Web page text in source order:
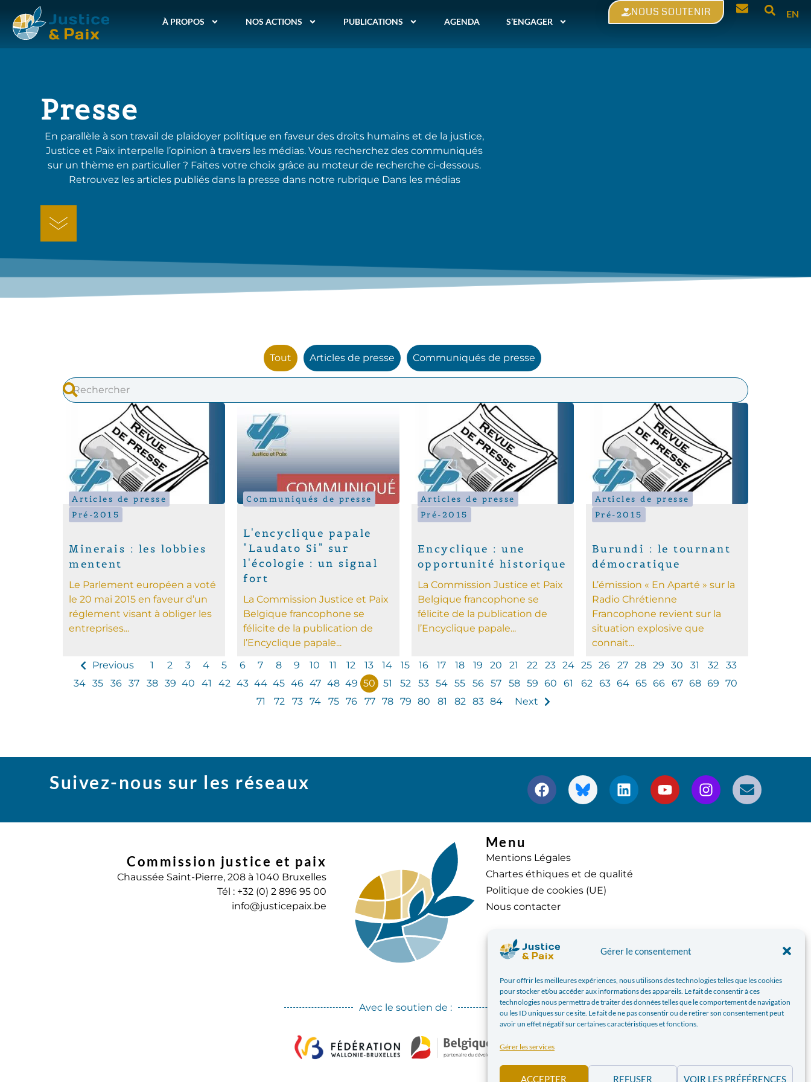
Gérer le consentement
Pour offrir les meilleures expériences, nous utilisons des technologies telles que les cookies
pour stocker et/ou accéder aux informations des appareils. Le fait de consentir à ces
technologies nous permettra de traiter des données telles que le comportement de navigation
ou les ID uniques sur ce site. Le fait de ne pas consentir ou de retirer son consentement peut
avoir un effet négatif sur certaines caractéristiques et fonctions.
Gérer les services
ACCEPTER REFUSER VOIR LES PRÉFÉRENCES
À PROPOS NOS ACTIONS PUBLICATIONS AGENDA S’ENGAGER
NOUS SOUTENIR EN
Presse
En parallèle à son travail de plaidoyer politique en faveur des droits humains et de la justice,
Justice et Paix interpelle l’opinion à travers les médias. Vous recherchez des communiqués
sur un thème en particulier ? Faites votre choix grâce au moteur de recherche ci-dessous.
Retrouvez les articles publiés dans la presse dans notre rubrique Dans les médias
Tout Articles de presse Communiqués de presse
Articles de presse
Pré-2015
Minerais : les lobbies
mentent
Le Parlement européen a voté
le 20 mai 2015 en faveur d’un
réglement visant à obliger les
entreprises...
Communiqués de presse
L'encyclique papale
"Laudato Si" sur
l'écologie : un signal
fort
La Commission Justice et Paix
Belgique francophone se
félicite de la publication de
l’Encyclique papale...
Articles de presse
Pré-2015
Encyclique : une
opportunité historique
La Commission Justice et Paix
Belgique francophone se
félicite de la publication de
l’Encyclique papale...
Articles de presse
Pré-2015
Burundi : le tournant
démocratique
L’émission « En Aparté » sur la
Radio Chrétienne
Francophone revient sur la
situation explosive que
connait...
Previous
1 2 3 4 5 6 7 8 9 10 11 12 13 14 15 16 17 18 19 20 21 22 23 24 25 26 27 28 29 30 31 32
33
34 35 36 37 38 39 40 41 42 43 44 45 46 47 48 49 50 51 52 53 54 55 56 57 58 59 60 61 62 63 64 65 66 67 68 69 70
71
72 73 74 75 76 77 78 79 80 81 82 83 84 Next
Suivez-nous sur les réseaux
Commission justice et paix
Chaussée Saint-Pierre, 208 à 1040 Bruxelles
Tél : +32 (0) 2 896 95 00
info@justicepaix.be
Menu
Mentions Légales
Chartes éthiques et de qualité
Politique de cookies (UE)
Nous contacter
Avec le soutien de :